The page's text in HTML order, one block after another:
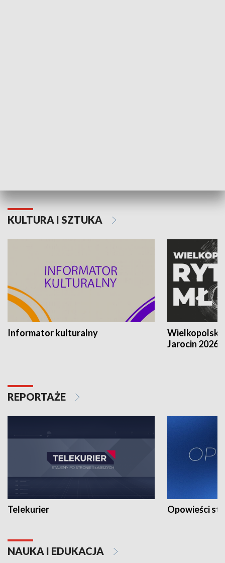
KULTURA I SZTUKA
Informator kulturalny
Jarocin 2026
REPORTAŻE
Telekurier Opowieści
NAUKA I EDUKACJA